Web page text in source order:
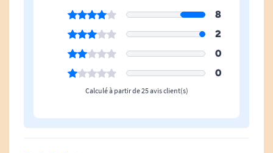
8
2
0
0
Calculé à partir de 25 avis client(s)